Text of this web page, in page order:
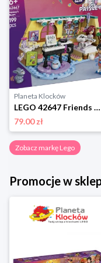
Planeta Klocków
LEGO 42647 Friends Pokój Paisley Lego
79.00 zł
Zobacz markę Lego
Promocje w